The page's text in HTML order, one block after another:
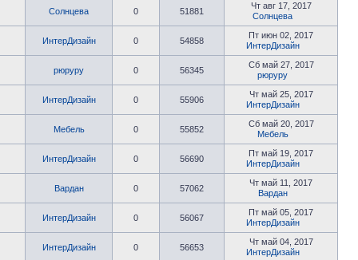
Солнцева 0 51881
Чт авг 17, 2017
Солнцева
ИнтерДизайн 0 54858
Пт июн 02, 2017
ИнтерДизайн
рюруру 0 56345
Сб май 27, 2017
рюруру
ИнтерДизайн 0 55906
Чт май 25, 2017
ИнтерДизайн
Мебель 0 55852
Сб май 20, 2017
Мебель
ИнтерДизайн 0 56690
Пт май 19, 2017
ИнтерДизайн
Вардан 0 57062
Чт май 11, 2017
Вардан
ИнтерДизайн 0 56067
Пт май 05, 2017
ИнтерДизайн
ИнтерДизайн 0 56653
Чт май 04, 2017
ИнтерДизайн